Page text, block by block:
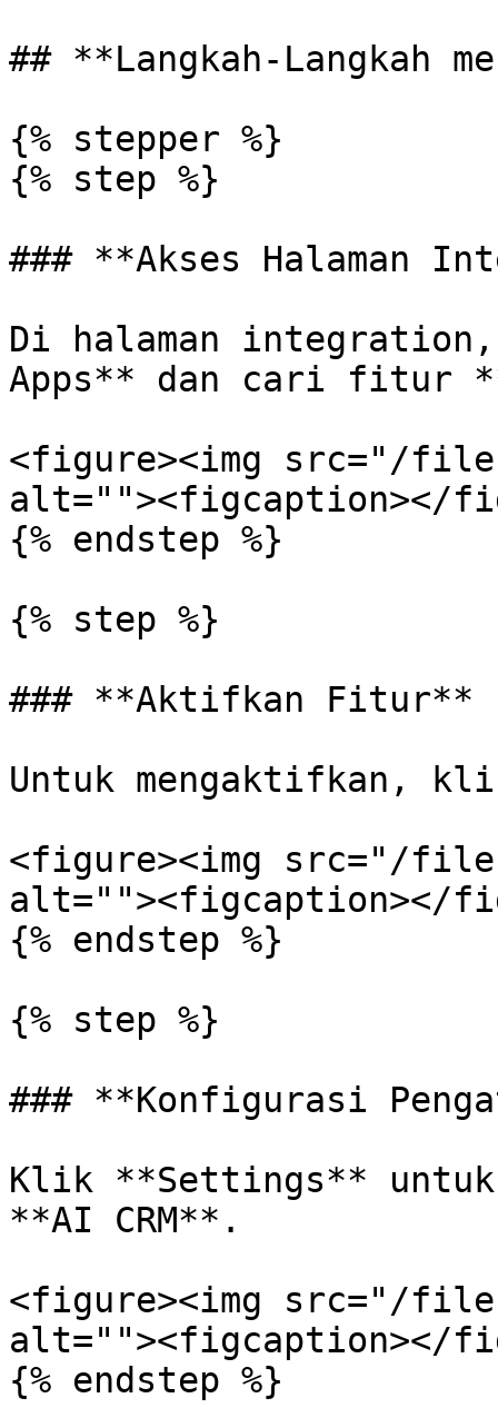
## **Langkah-Langkah
{% stepper %}
{% step %}
### **Akses Halaman
Di halaman
Apps** dan cari fitur
<figure><img src="/files/
alt=""><figcaption></
{% endstep %}
{% step %}
### **Aktifkan Fitur**
Untuk mengaktifkan,
<figure><img src="/files/
alt=""><figcaption></
{% endstep %}
{% step %}
### **Konfigurasi
Klik **Settings**
**AI CRM**.
<figure><img src="/files/
alt=""><figcaption></
{% endstep %}